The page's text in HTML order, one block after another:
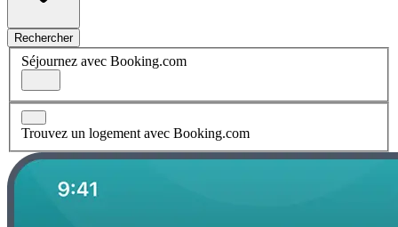
Rechercher
Séjournez avec Booking.com
Trouvez un logement avec Booking.com